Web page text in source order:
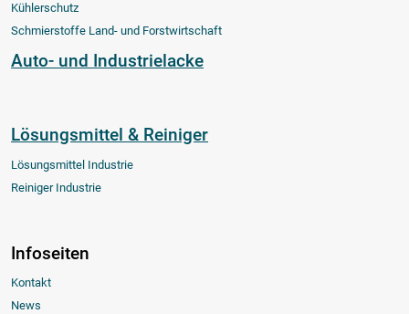
Kühlerschutz
Schmierstoffe Land- und Forstwirtschaft
Auto- und Industrielacke
Lösungsmittel & Reiniger
Lösungsmittel Industrie
Reiniger Industrie
Infoseiten
Kontakt
News